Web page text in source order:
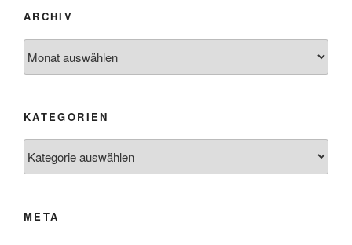
ARCHIV
KATEGORIEN
META